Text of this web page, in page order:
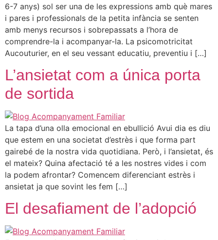
6-7 anys) sol ser una de les expressions amb què mares
i pares i professionals de la petita infància se senten
amb menys recursos i sobrepassats a l’hora de
comprendre-la i acompanyar-la. La psicomotricitat
Aucouturier, en el seu vessant educatiu, preventiu i […]
L’ansietat com a única porta
de sortida
La tapa d’una olla emocional en ebullició Avui dia es diu
que estem en una societat d’estrès i que forma part
gairebé de la nostra vida quotidiana. Però, i l’ansietat, és
el mateix? Quina afectació té a les nostres vides i com
la podem afrontar? Comencem diferenciant estrès i
ansietat ja que sovint les fem […]
El desafiament de l’adopció